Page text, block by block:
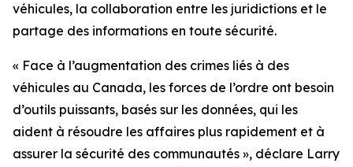
véhicules, la collaboration entre les juridictions et le
partage des informations en toute sécurité.
« Face à l’augmentation des crimes liés à des
véhicules au Canada, les forces de l’ordre ont besoin
d’outils puissants, basés sur les données, qui les
aident à résoudre les affaires plus rapidement et à
assurer la sécurité des communautés », déclare Larry